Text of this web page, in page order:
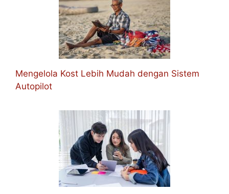
Mengelola Kost Lebih Mudah dengan Sistem
Autopilot